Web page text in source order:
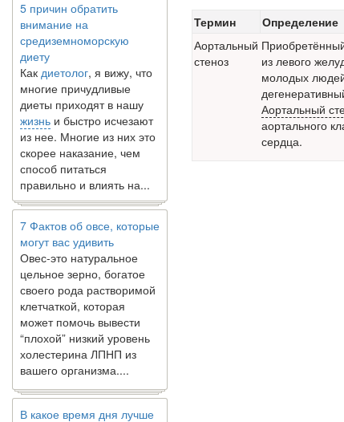
внимание на
средиземноморскую
диету
Какдиетолог
многие причудливые
диеты приходят в нашу
жизньи быстро исчезают
из нее. Многие из них это
скорее наказание, чем
способ питаться
правильно и влиять на...
7 Фактов об овсе, которые
могут вас удивить
Овес-это натуральное
цельное зерно, богатое
своего рода растворимой
клетчаткой, которая
может помочь вывести
“плохой” низкий уровень
холестерина ЛПНП из
вашего организма....
В какое время дня лучше
Термин
Определение
Аортальный
стеноз
из левого
молодых
Аортальный
аортального
сердца.